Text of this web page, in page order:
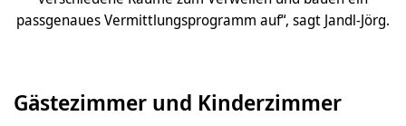
passgenaues Vermittlungsprogramm auf“, sagt Jandl-Jörg.
Gästezimmer und Kinderzimmer